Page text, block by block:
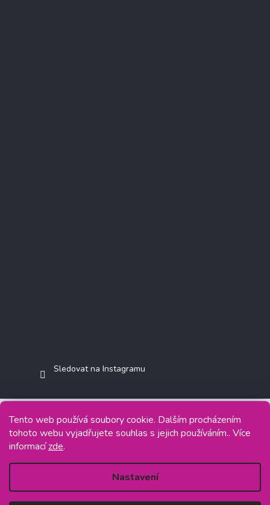
Tento web používá soubory cookie. Dalším procházením
tohoto webu vyjadřujete souhlas s jejich používáním.. Více
informacízde.
Nastavení
Sledovat na Instagramu
Copyright 2026Jasminkashop.cz. Všechna práva vyhrazena.
Vytvořil Shoptet